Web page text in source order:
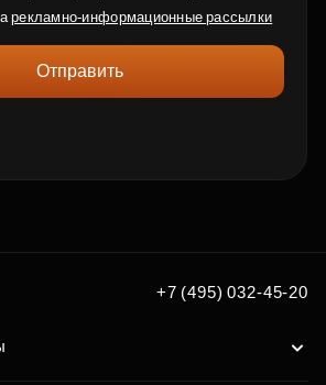
рекламно-информационные рассылки
Отправить
+7 (495) 032-45-20